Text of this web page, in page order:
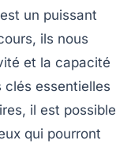
un puissant
ils nous
et la capacité
clés essentielles
il est possible
qui pourront